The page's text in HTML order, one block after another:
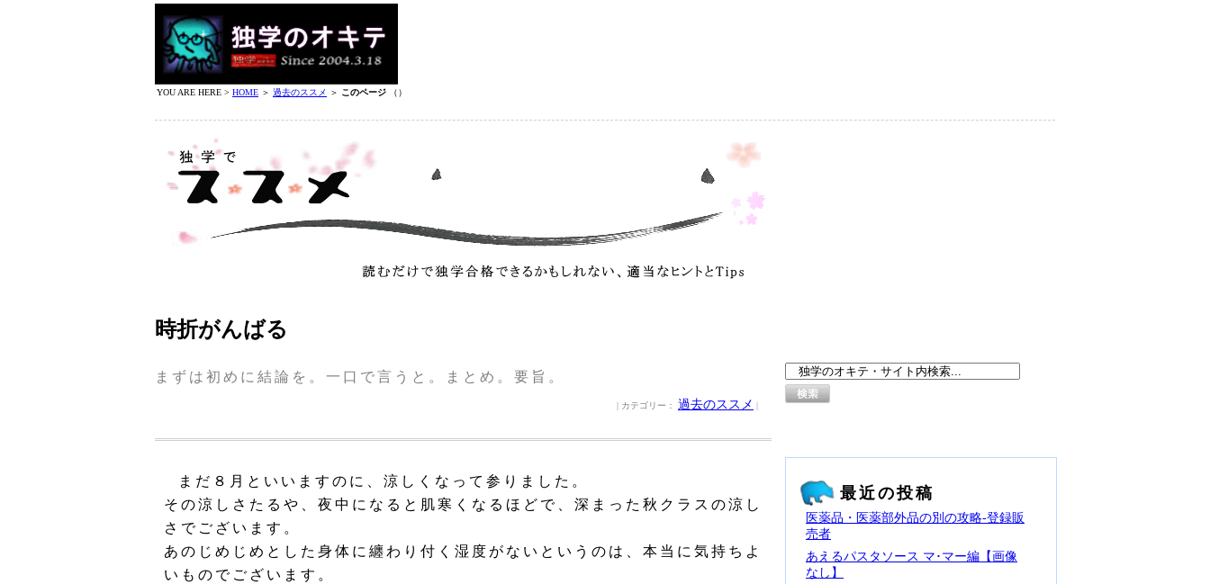
YOU ARE HERE > HOME ＞ 過去のススメ ＞ このページ （）
時折がんばる
まずは初めに結論を。一口で言うと。まとめ。要旨。
| カテゴリー： 過去のススメ |
まだ８月といいますのに、涼しくなって参りました。
その涼しさたるや、夜中になると肌寒くなるほどで、深まった秋クラスの涼し
さでございます。
あのじめじめとした身体に纏わり付く湿度がないというのは、本当に気持ちよ
いものでございます。
最近の投稿
医薬品・医薬部外品の別の攻略‐登録販
売者
あえるパスタソース マ･マー編【画像
なし】